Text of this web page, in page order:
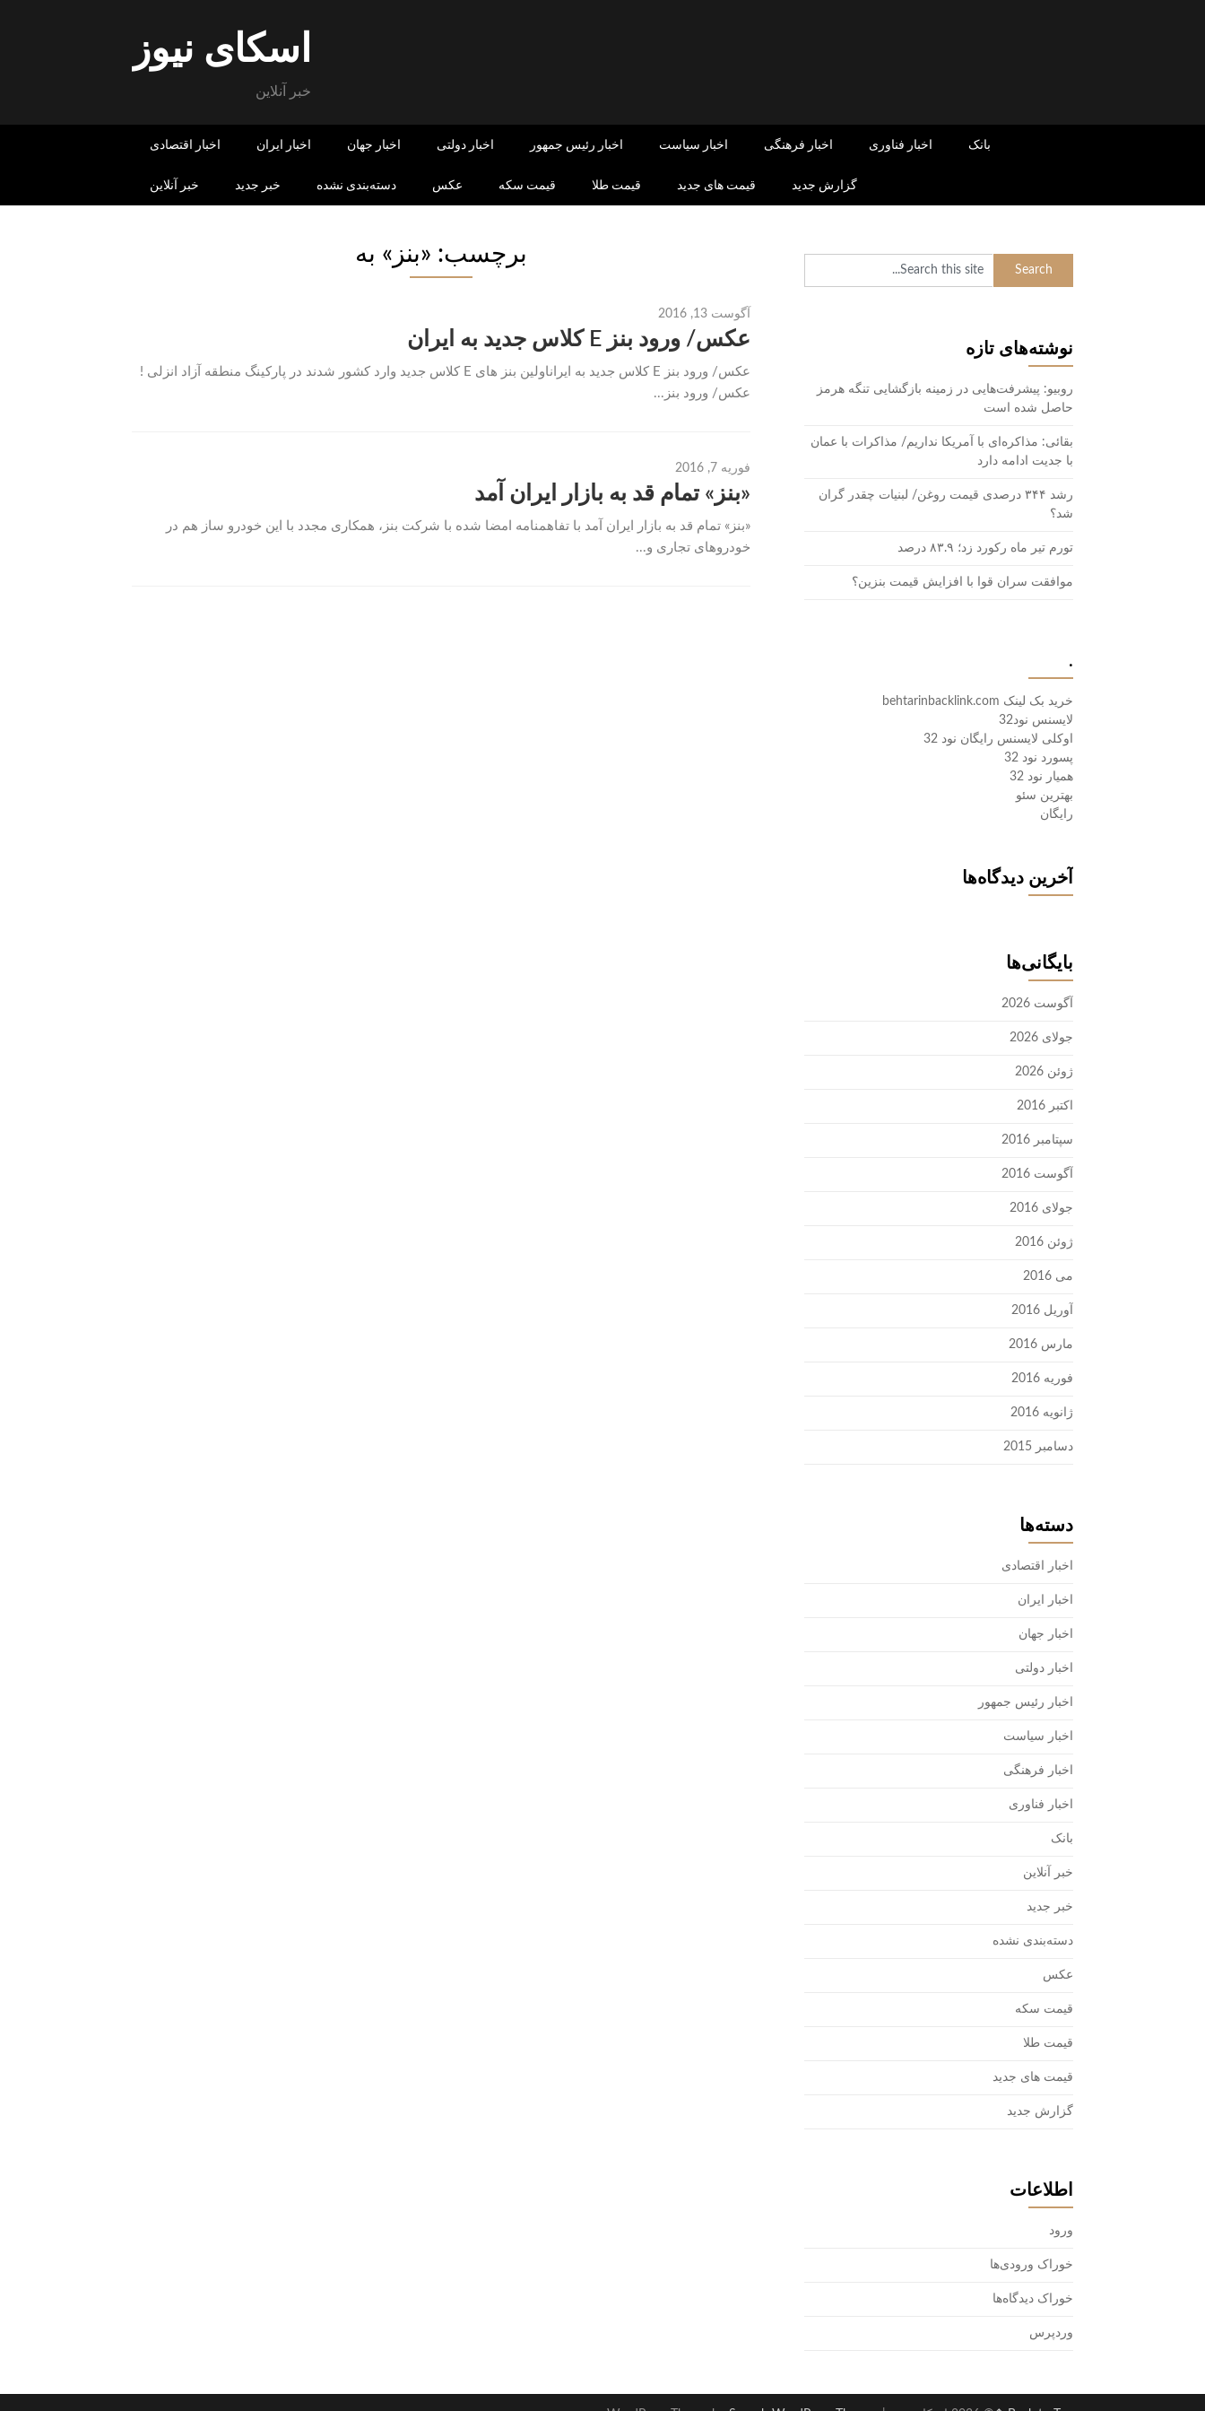
اسکای نیوز
خبر آنلاین
اخبار اقتصادی اخبار ایران اخبار جهان اخبار دولتی اخبار رئیس جمهور اخبار سیاست اخبار فرهنگی اخبار فناوری بانک
خبر آنلاین خبر جدید دسته‌بندی نشده عکس قیمت سکه قیمت طلا قیمت های جدید گزارش جدید
برچسب: «بنز» به
آگوست 13, 2016
عکس/ ورود بنز E کلاس جدید به ایران
عکس/ ورود بنز E کلاس جدید به ایراناولین بنز های E کلاس جدید وارد کشور شدند در پارکینگ منطقه آزاد انزلی !
عکس/ ورود بنز...
فوریه 7, 2016
«بنز» تمام قد به بازار ايران آمد
«بنز» تمام قد به بازار ايران آمد با تفاهمنامه امضا شده با شركت بنز، همكاری مجدد با اين خودرو ساز هم در
خودروهای تجاری و...
نوشته‌های تازه
روبیو: پیشرفت‌هایی در زمینه بازگشایی تنگه هرمز
حاصل شده است
بقائی: مذاکره‌ای با آمریکا نداریم/ مذاکرات با عمان
با جدیت ادامه دارد
رشد ۳۴۴ درصدی قیمت روغن/ لبنیات چقدر گران
شد؟
تورم تیر ماه رکورد زد؛ ۸۳.۹ درصد
موافقت سران قوا با افزایش قیمت بنزین؟
.
خرید بک لینک behtarinbacklink.com
لایسنس نود32
اوکلی لایسنس رایگان نود 32
پسورد نود 32
همیار نود 32
بهترین سئو
رایگان
آخرین دیدگاه‌ها
بایگانی‌ها
آگوست 2026
جولای 2026
ژوئن 2026
اکتبر 2016
سپتامبر 2016
آگوست 2016
جولای 2016
ژوئن 2016
می 2016
آوریل 2016
مارس 2016
فوریه 2016
ژانویه 2016
دسامبر 2015
دسته‌ها
اخبار اقتصادی
اخبار ایران
اخبار جهان
اخبار دولتی
اخبار رئیس جمهور
اخبار سیاست
اخبار فرهنگی
اخبار فناوری
بانک
خبر آنلاین
خبر جدید
دسته‌بندی نشده
عکس
قیمت سکه
قیمت طلا
قیمت های جدید
گزارش جدید
اطلاعات
ورود
خوراک ورودی‌ها
خوراک دیدگاه‌ها
وردپرس